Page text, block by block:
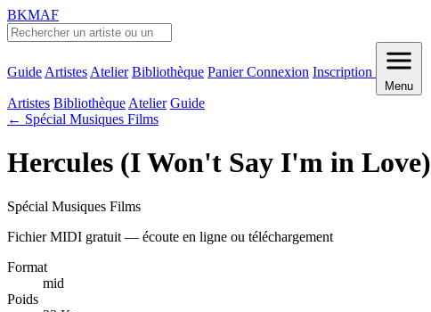
BKMAF
Guide Artistes Atelier Bibliothèque PanierConnexion Inscription
Menu
Artistes Bibliothèque Atelier Guide
← Spécial Musiques Films
Hercules (I Won't Say I'm in Love)
Spécial Musiques Films
Fichier MIDI gratuit — écoute en ligne ou téléchargement
Format
mid
Poids